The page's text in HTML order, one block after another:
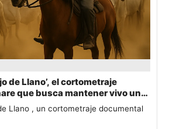
de Llano’, el cortometraje
que busca mantener vivo un
Llano , un cortometraje documental